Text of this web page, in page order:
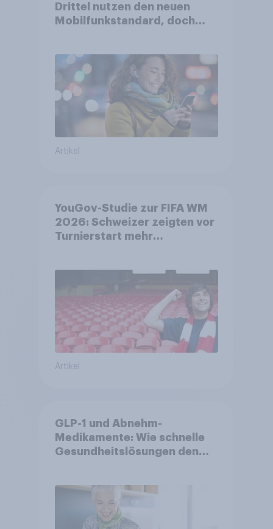
Drittel nutzen den neuen
Mobilfunkstandard, doch
Artikel
YouGov-Studie zur FIFA WM
2026: Schweizer zeigten vor
Turnierstart mehr
Artikel
GLP-1 und Abnehm-
Medikamente: Wie schnelle
Gesundheitslösungen den